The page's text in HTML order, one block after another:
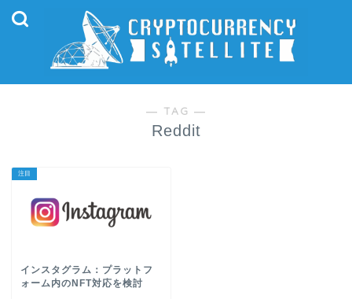
― TAG ―
Reddit
注目
インスタグラム：プラットフ
ォーム内のNFT対応を検討